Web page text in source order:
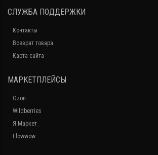
СЛУЖБА ПОДДЕРЖКИ
Контакты
Возврат товара
Карта сайта
МАРКЕТПЛЕЙСЫ
Ozon
Wildberries
Я.Маркет
Flowwow